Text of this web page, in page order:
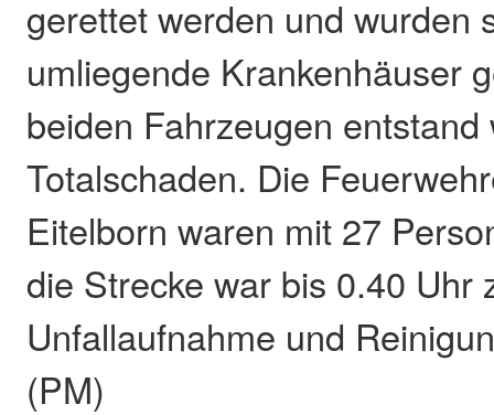
gerettet werden und wurden
umliegende Krankenhäuser
beiden Fahrzeugen
Totalschaden. Die
Eitelborn waren mit 27
die Strecke war bis 0.40 Uhr
Unfallaufnahme und
(PM)